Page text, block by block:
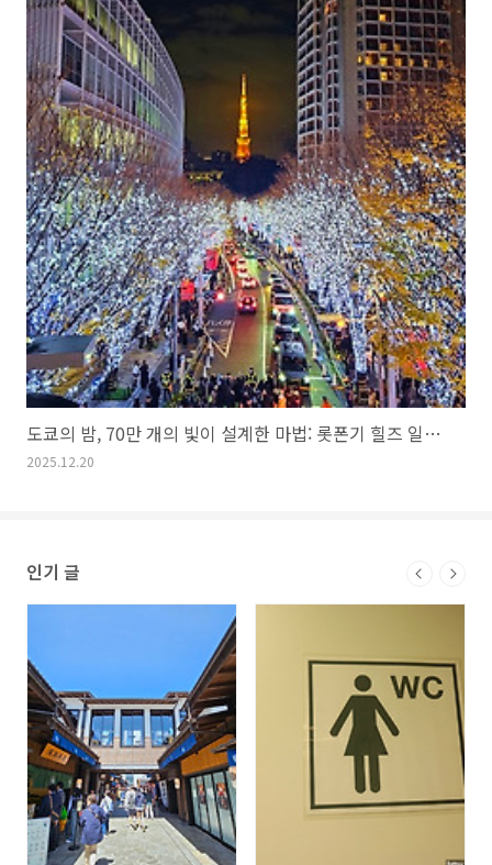
도쿄의 밤, 70만 개의 빛이 설계한 마법: 롯폰기 힐즈 일루미네이션 2025
2025.12.20
인기 글